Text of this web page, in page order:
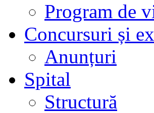
Program de
Concursuri și
Anunțuri
Spital
Structură